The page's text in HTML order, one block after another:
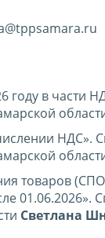
году в части
НДС».
товаров
01.06.2026».
Светлана